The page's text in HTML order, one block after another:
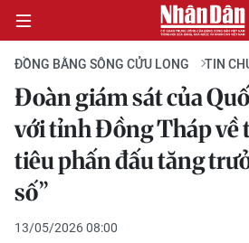
CHÍNH TRỊ
KINH TẾ
ĐỒNG BẰNG SÔNG CỬU LONG TIN
Đoàn giám sát của
với tỉnh Đồng Tháp về
tiêu phấn đấu tăng
số”
13/05/2026 08:00